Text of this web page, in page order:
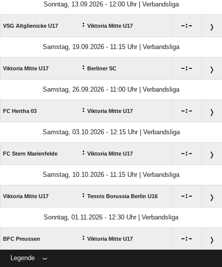
Sonntag, 13.09.2026 - 12:00 Uhr | Verbandsliga
VSG Altglienicke U17 : Viktoria Mitte U17 :
Samstag, 19.09.2026 - 11:15 Uhr | Verbandsliga
Viktoria Mitte U17 : Berliner SC :
Samstag, 26.09.2026 - 11:00 Uhr | Verbandsliga
FC Hertha 03 : Viktoria Mitte U17 :
Samstag, 03.10.2026 - 12:15 Uhr | Verbandsliga
FC Stern Marienfelde : Viktoria Mitte U17 :
Samstag, 10.10.2026 - 11:15 Uhr | Verbandsliga
Viktoria Mitte U17 : Tennis Borussia Berlin U16 :
Sonntag, 01.11.2026 - 12:30 Uhr | Verbandsliga
BFC Preussen : Viktoria Mitte U17 :
Legende